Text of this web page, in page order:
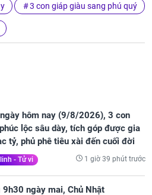
3 con giáp giàu sang phú quý
hôm nay (9/8/2026), 3 con
lộc sâu dày, tích góp được gia
tỷ, phủ phê tiêu xài đến cuối đời
- Tử vi 1 giờ 39 phút trước
9h30 ngày mai, Chủ Nhật